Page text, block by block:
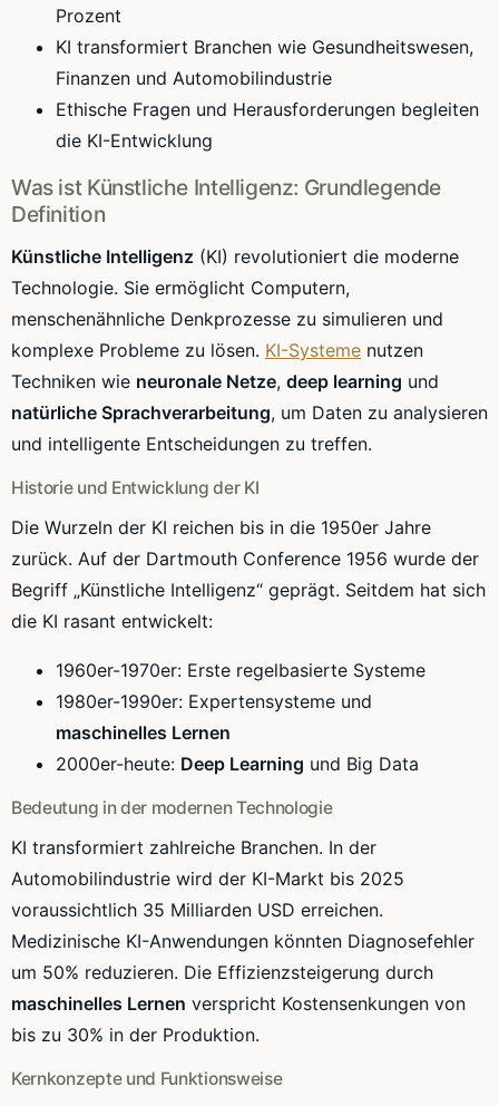
Prozent
KI transformiert Branchen wie Gesundheitswesen,
Finanzen und Automobilindustrie
Ethische Fragen und Herausforderungen begleiten
die KI-Entwicklung
Was ist Künstliche Intelligenz: Grundlegende
Definition
Künstliche Intelligenz (KI) revolutioniert die moderne
Technologie. Sie ermöglicht Computern,
menschenähnliche Denkprozesse zu simulieren und
komplexe Probleme zu lösen. KI-Systeme nutzen
Techniken wie neuronale Netze, deep learning und
natürliche Sprachverarbeitung, um Daten zu analysieren
und intelligente Entscheidungen zu treffen.
Historie und Entwicklung der KI
Die Wurzeln der KI reichen bis in die 1950er Jahre
zurück. Auf der Dartmouth Conference 1956 wurde der
Begriff „Künstliche Intelligenz“ geprägt. Seitdem hat sich
die KI rasant entwickelt:
1960er-1970er: Erste regelbasierte Systeme
1980er-1990er: Expertensysteme und
maschinelles Lernen
2000er-heute: Deep Learning und Big Data
Bedeutung in der modernen Technologie
KI transformiert zahlreiche Branchen. In der
Automobilindustrie wird der KI-Markt bis 2025
voraussichtlich 35 Milliarden USD erreichen.
Medizinische KI-Anwendungen könnten Diagnosefehler
um 50% reduzieren. Die Effizienzsteigerung durch
maschinelles Lernen verspricht Kostensenkungen von
bis zu 30% in der Produktion.
Kernkonzepte und Funktionsweise